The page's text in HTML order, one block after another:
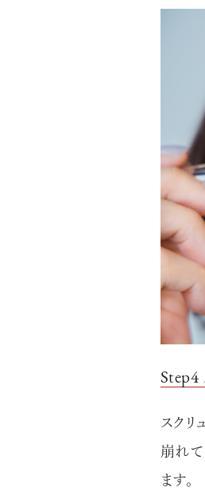
「AdvancedClub」
な会員限定イベン
別なコンテンツ情
『AdvancedTime』
ご負担いただくこ
登録は無料です。
一緒に『
会員登録
Step4
スクリ
崩れて
ます。